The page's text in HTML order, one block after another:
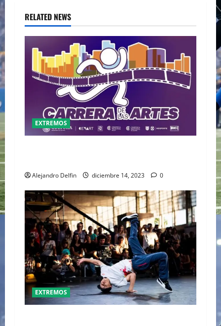
RELATED NEWS
EXTREMOS
Alejandro Delfin diciembre 14, 2023 0
EXTREMOS